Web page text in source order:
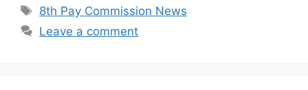
Tags
8th Pay Commission News
Leave a comment